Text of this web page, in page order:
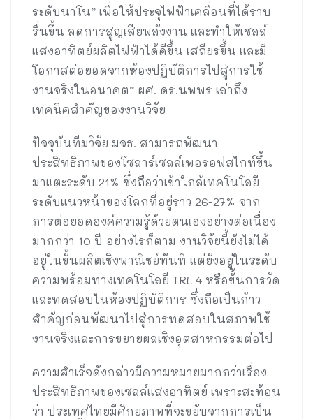
ระดับนาโน” เพื่อให้ประจุไฟฟ้าเคลื่อนที่ได้ราบ
รื่นขึ้น ลดการสูญเสียพลังงาน และทำให้เซลล์
แสงอาทิตย์ผลิตไฟฟ้าได้ดีขึ้น เสถียรขึ้น และมี
โอกาสต่อยอดจากห้องปฏิบัติการไปสู่การใช้
งานจริงในอนาคต” ผศ. ดร.นพพร เล่าถึง
เทคนิคสำคัญของงานวิจัย
ปัจจุบันทีมวิจัย มจธ. สามารถพัฒนา
ประสิทธิภาพของโซลาร์เซลล์เพอรอฟสไกท์ขึ้น
มาแตะระดับ 21% ซึ่งถือว่าเข้าใกล้เทคโนโลยี
ระดับแนวหน้าของโลกที่อยู่ราว 26-27% จาก
การต่อยอดองค์ความรู้ด้วยตนเองอย่างต่อเนื่อง
มากกว่า 10 ปี อย่างไรก็ตาม งานวิจัยนี้ยังไม่ได้
อยู่ในขั้นผลิตเชิงพาณิชย์ทันที แต่ยังอยู่ในระดับ
ความพร้อมทางเทคโนโลยี TRL 4 หรือขั้นการวัด
และทดสอบในห้องปฏิบัติการ ซึ่งถือเป็นก้าว
สำคัญก่อนพัฒนาไปสู่การทดสอบในสภาพใช้
งานจริงและการขยายผลเชิงอุตสาหกรรมต่อไป
ความสำเร็จดังกล่าวมีความหมายมากกว่าเรื่อง
ประสิทธิภาพของเซลล์แสงอาทิตย์ เพราะสะท้อน
ว่า ประเทศไทยมีศักยภาพที่จะขยับจากการเป็น